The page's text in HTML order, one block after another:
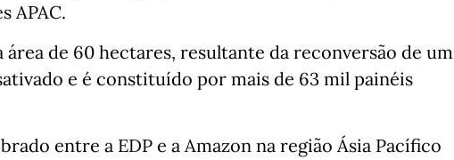
APAC.
área de 60 hectares, resultante da reconversão de um
e é constituído por mais de 63 mil painéis
entre a EDP e a Amazon na região Ásia Pacífico